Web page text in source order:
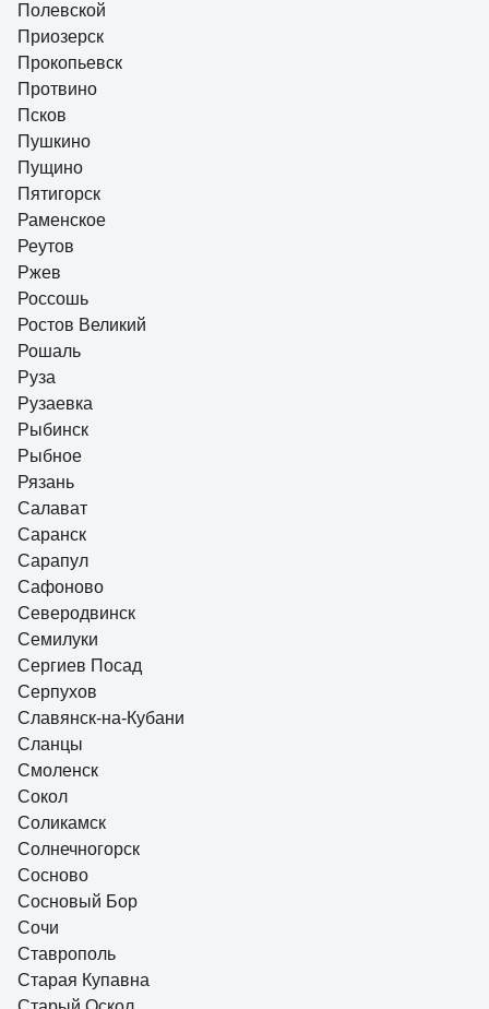
Полевской
Приозерск
Прокопьевск
Протвино
Псков
Пушкино
Пущино
Пятигорск
Раменское
Реутов
Ржев
Россошь
Ростов Великий
Рошаль
Руза
Рузаевка
Рыбинск
Рыбное
Рязань
Салават
Саранск
Сарапул
Сафоново
Северодвинск
Семилуки
Сергиев Посад
Серпухов
Славянск-на-Кубани
Сланцы
Смоленск
Сокол
Соликамск
Солнечногорск
Сосново
Сосновый Бор
Сочи
Ставрополь
Старая Купавна